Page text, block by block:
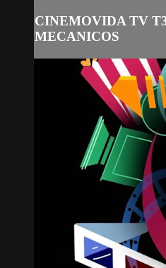
CINEMOVIDA TV
MECANICOS